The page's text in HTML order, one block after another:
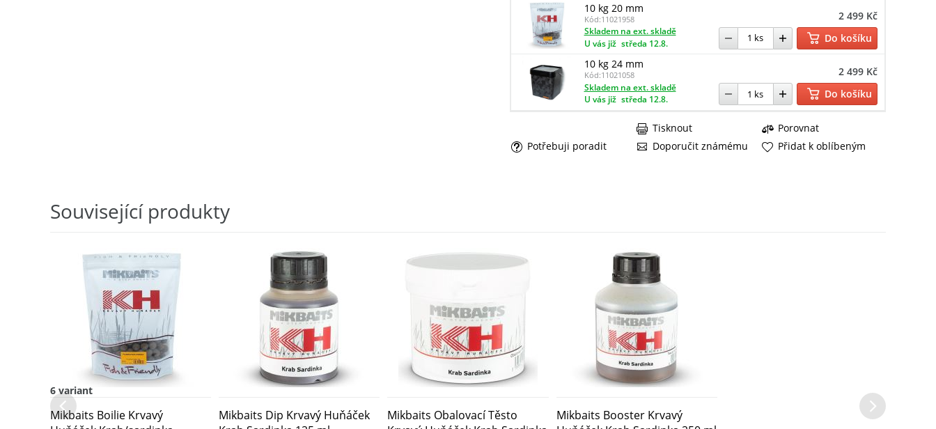
10 kg 20 mm
Kód:11021958 2 499 Kč
Skladem na ext. skladě
U vás již středa 12.8.
Do košíku
10 kg 24 mm
Kód:11021058 2 499 Kč
Skladem na ext. skladě
U vás již středa 12.8. Do košíku
Porovnat
Potřebuji poradit
Doporučit známému
Tisknout
Přidat k oblíbeným
Související produkty
6 variant
Mikbaits Boilie Krvavý
Mikbaits Dip Krvavý Huňáček
Mikbaits Obalovací Těsto
Mikbaits Booster Krvavý